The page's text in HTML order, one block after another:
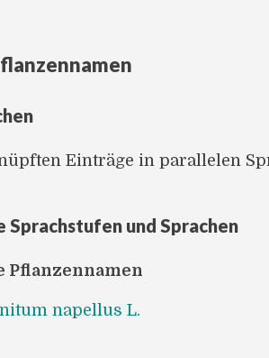
Einträge in parallelen
und Sprachen
Pflanzennamen
napellus L.